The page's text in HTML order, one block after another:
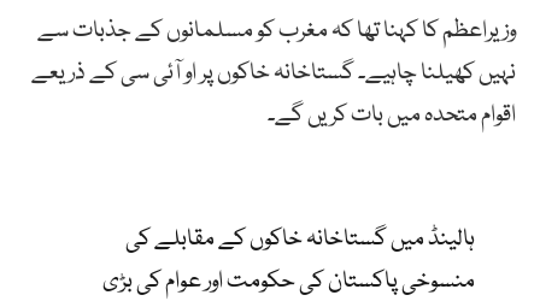
وزیراعظم کا کہنا تھا کہ مغرب کو مسلمانوں کے جذبات سے
نہیں کھیلنا چاہیے۔ گستاخانہ خاکوں پر او آئی سی کے ذریعے
اقوام متحدہ میں بات کریں گے۔
ہالینڈ میں گستاخانہ خاکوں کے مقابلے کی
منسوخی پاکستان کی حکومت اور عوام کی بڑی